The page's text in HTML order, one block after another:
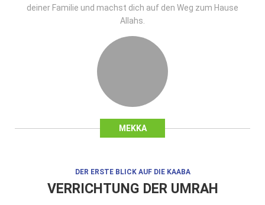
MEKKA
deiner Familie und machst dich auf den Weg zum Hause
Allahs.
DER ERSTE BLICK AUF DIE KAABA
VERRICHTUNG DER UMRAH